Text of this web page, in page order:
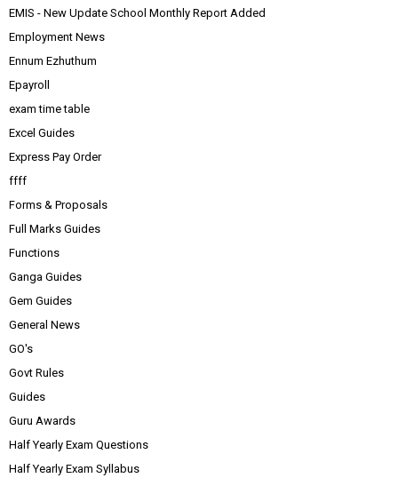
EMIS - New Update School Monthly Report Added
Employment News
Ennum Ezhuthum
Epayroll
exam time table
Excel Guides
Express Pay Order
ffff
Forms & Proposals
Full Marks Guides
Functions
Ganga Guides
Gem Guides
General News
GO's
Govt Rules
Guides
Guru Awards
Half Yearly Exam Questions
Half Yearly Exam Syllabus